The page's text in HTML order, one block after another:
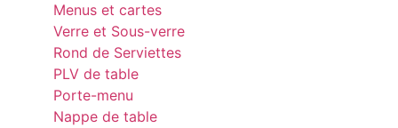
Menus et cartes
Verre et Sous-verre
Rond de Serviettes
PLV de table
Porte-menu
Nappe de table